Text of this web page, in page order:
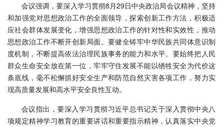
会议强调，要深入学习贯彻8月29日中央政治局会议精神，坚持
和加强党对思想政治工作的全面领导，探索创新工作方法，积极适
应社会群体发展变化，增强思想政治工作的针对性和实效性，推动
思想政治工作不断开创新局面。要健全铸牢中华民族共同体意识制
度机制，不断提高依法治理民族事务的能力和水平。要始终把人民
群众生命安全放在第一位，牢牢守住发展不能以牺牲安全为代价这
条底线，毫不松懈抓好安全生产和防范自然灾害各项工作，努力实
现高质量发展和高水平安全良性互动。
会议指出，要深入学习贯彻习近平总书记关于深入贯彻中央八
项规定精神学习教育的重要讲话和重要指示精神，认真落实中央党